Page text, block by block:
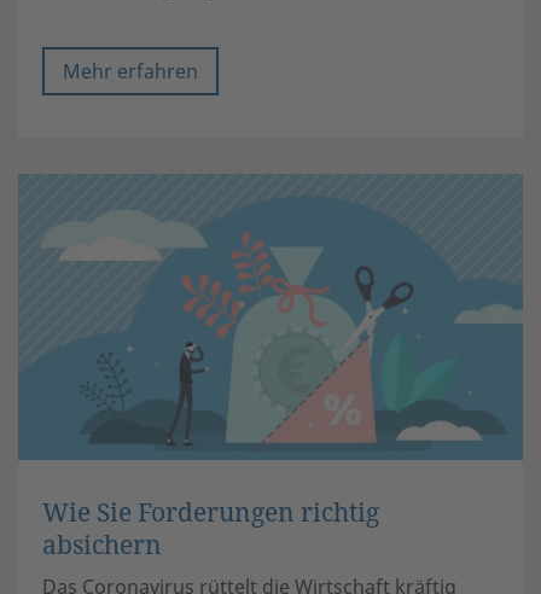
Mehr erfahren
Wie Sie Forderungen richtig
absichern
Das Coronavirus rüttelt die Wirtschaft kräftig